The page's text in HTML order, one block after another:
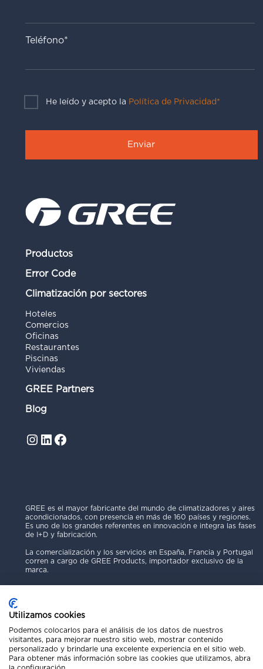
Teléfono*
He leído y acepto la Política de Privacidad*
Productos
Error Code
Climatización por sectores
Hoteles
Comercios
Oficinas
Restaurantes
Piscinas
Viviendas
GREE Partners
Blog
Instagram
LinkedIn
Facebook
GREE es el mayor fabricante del mundo de climatizadores y aires
acondicionados, con presencia en más de 160 países y regiones.
Es uno de los grandes referentes en innovación e integra las fases
de I+D y fabricación.
La comercialización y los servicios en España, Francia y Portugal
corren a cargo de GREE Products, importador exclusivo de la
marca.
Política de Privacidad
Aviso Legal
Utilizamos cookies
Podemos colocarlos para el análisis de los datos de nuestros
visitantes, para mejorar nuestro sitio web, mostrar contenido
personalizado y brindarle una excelente experiencia en el sitio web.
Para obtener más información sobre las cookies que utilizamos, abra